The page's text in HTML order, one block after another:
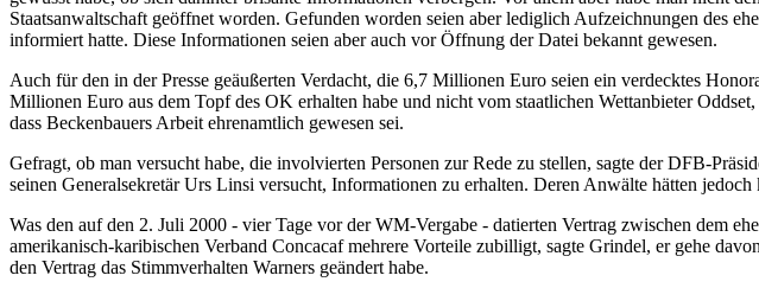
Staatsanwaltschaft geöffnet worden. Gefunden worden seien aber lediglich Aufzeichnungen des
informiert hatte. Diese Informationen seien aber auch vor Öffnung der Datei bekannt gewesen.
Auch für den in der Presse geäußerten Verdacht, die 6,7 Millionen Euro seien ein verdecktes
Millionen Euro aus dem Topf des OK erhalten habe und nicht vom staatlichen Wettanbieter
dass Beckenbauers Arbeit ehrenamtlich gewesen sei.
Gefragt, ob man versucht habe, die involvierten Personen zur Rede zu stellen, sagte der DFB-
seinen Generalsekretär Urs Linsi versucht, Informationen zu erhalten. Deren Anwälte hätten
Was den auf den 2. Juli 2000 - vier Tage vor der WM-Vergabe - datierten Vertrag zwischen dem
amerikanisch-karibischen Verband Concacaf mehrere Vorteile zubilligt, sagte Grindel, er gehe
den Vertrag das Stimmverhalten Warners geändert habe.